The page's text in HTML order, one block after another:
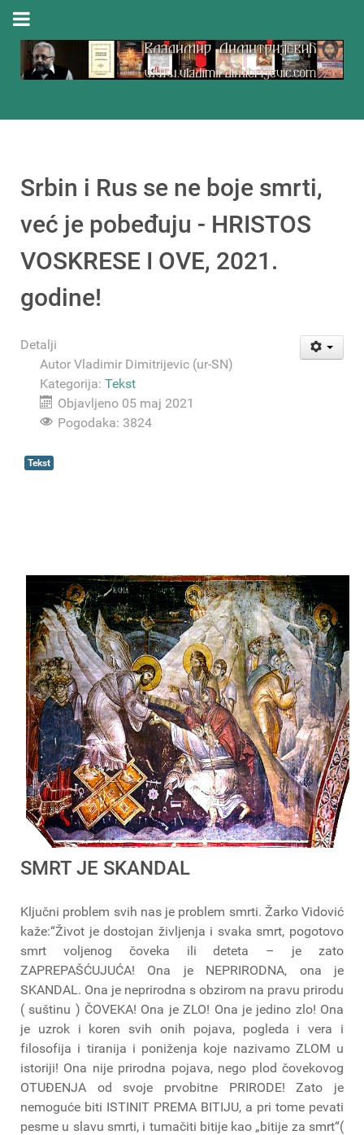
Srbin i Rus se ne boje smrti,
već je pobeđuju - HRISTOS
VOSKRESE I OVE, 2021.
godine!
Detalji
Autor Vladimir Dimitrijevic (ur-SN)
Kategorija: Tekst
Objavljeno 05 maj 2021
Pogodaka: 3824
Tekst
SMRT JE SKANDAL
Ključni problem svih nas je problem smrti. Žarko Vidović
kaže:“Život je dostojan življenja i svaka smrt, pogotovo
smrt voljenog čoveka ili deteta – je zato
ZAPREPAŠĆUJUĆA! Ona je NEPRIRODNA, ona je
SKANDAL. Ona je neprirodna s obzirom na pravu prirodu
( suštinu ) ČOVEKA! Ona je ZLO! Ona je jedino zlo! Ona
je uzrok i koren svih onih pojava, pogleda i vera i
filosofija i tiranija i poniženja koje nazivamo ZLOM u
istoriji! Ona nije prirodna pojava, nego plod čovekovog
OTUĐENJA od svoje prvobitne PRIRODE! Zato je
nemoguće biti ISTINIT PREMA BITIJU, a pri tome pevati
pesme u slavu smrti, i tumačiti bitije kao „bitije za smrt“(